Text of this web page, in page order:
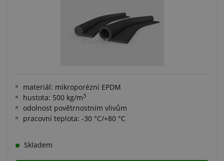
materiál: mikroporézní EPDM
hustota: 500 kg/m3
odolnost povětrnostním vlivům
pracovní teplota: -30 °C/+80 °C
Skladem